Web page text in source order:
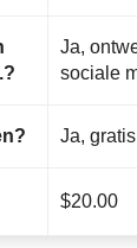
Ja,
sociale
Ja,
$20.00